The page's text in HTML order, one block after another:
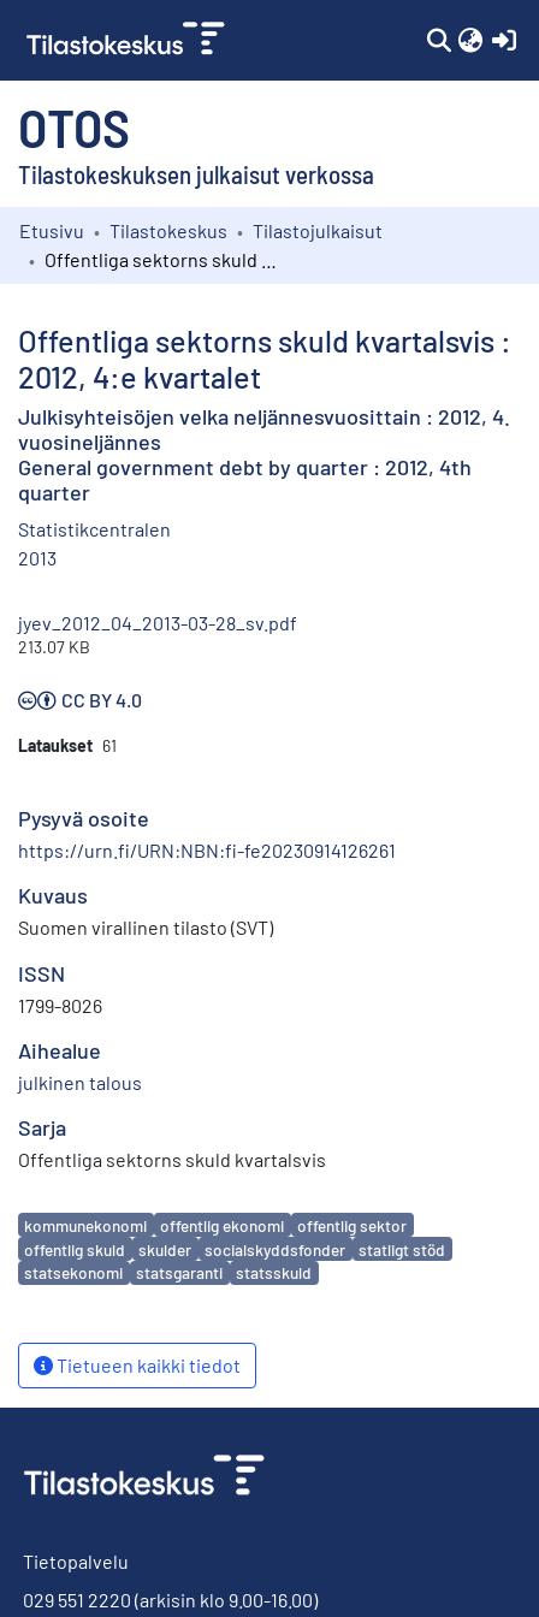
OTOS
Tilastokeskuksen julkaisut verkossa
Kokoelmat
Etusivu Tilastokeskus
Tilastojulkaisut
Offentliga sektorns skuld kvartalsvis :
2012, 4:e kvartalet
Julkisyhteisöjen velka neljännesvuosittain : 2012, 4.
vuosineljännes
General government debt by quarter : 2012, 4th
quarter
Statistikcentralen
2013
jyev_2012_04_2013-03-28_sv.pdf
213.07 KB
CC BY 4.0
Lataukset 61
Pysyvä osoite
https://urn.fi/URN:NBN:fi-fe20230914126261
Kuvaus
Suomen virallinen tilasto (SVT)
ISSN
1799-8026
Aihealue
julkinen talous
Sarja
Offentliga sektorns skuld kvartalsvis
Avainsanat
kommunekonomi offentlig ekonomi
offentlig sektor
offentlig skuld
skulder socialskyddsfonder
statligt stöd
statsekonomi
statsgaranti statsskuld
Tietueen kaikki tiedot
Tietopalvelu
029 551 2220 (arkisin klo 9.00-16.00)